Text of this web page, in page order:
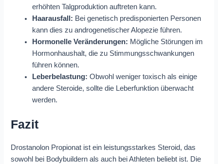
erhöhten Talgproduktion auftreten kann.
Haarausfall: Bei genetisch predisponierten Personen
kann dies zu androgenetischer Alopezie führen.
Hormonelle Veränderungen: Mögliche Störungen im
Hormonhaushalt, die zu Stimmungsschwankungen
führen können.
Leberbelastung: Obwohl weniger toxisch als einige
andere Steroide, sollte die Leberfunktion überwacht
werden.
Fazit
Drostanolon Propionat ist ein leistungsstarkes Steroid, das
sowohl bei Bodybuildern als auch bei Athleten beliebt ist. Die